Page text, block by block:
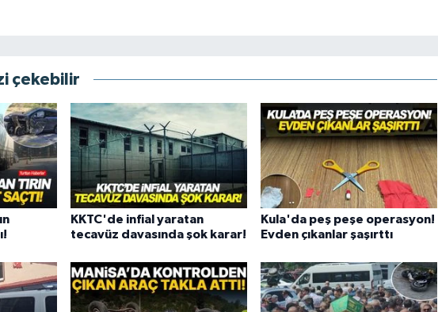
çekebilir
KKTC'de infial yaratan
tecavüz davasında şok karar!
Kula'da peş peşe operasyon!
Evden çıkanlar şaşırttı